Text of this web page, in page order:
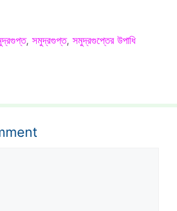
,সমুদ্রগুপ্ত,সমুদ্রগুপ্তের উপাধি